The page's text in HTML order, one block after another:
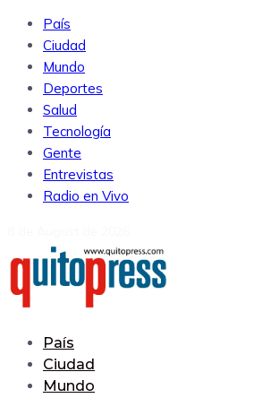
País
Ciudad
Mundo
Deportes
Salud
Tecnología
Gente
Entrevistas
Radio en Vivo
País
Ciudad
Mundo